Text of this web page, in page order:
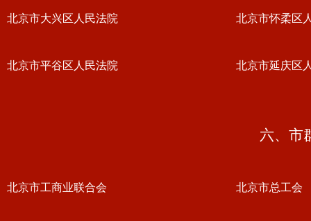
北京市大兴区人民法院 北京市怀柔区
北京市平谷区人民法院 北京市延庆区
六、市
北京市工商业联合会 北京市总工会